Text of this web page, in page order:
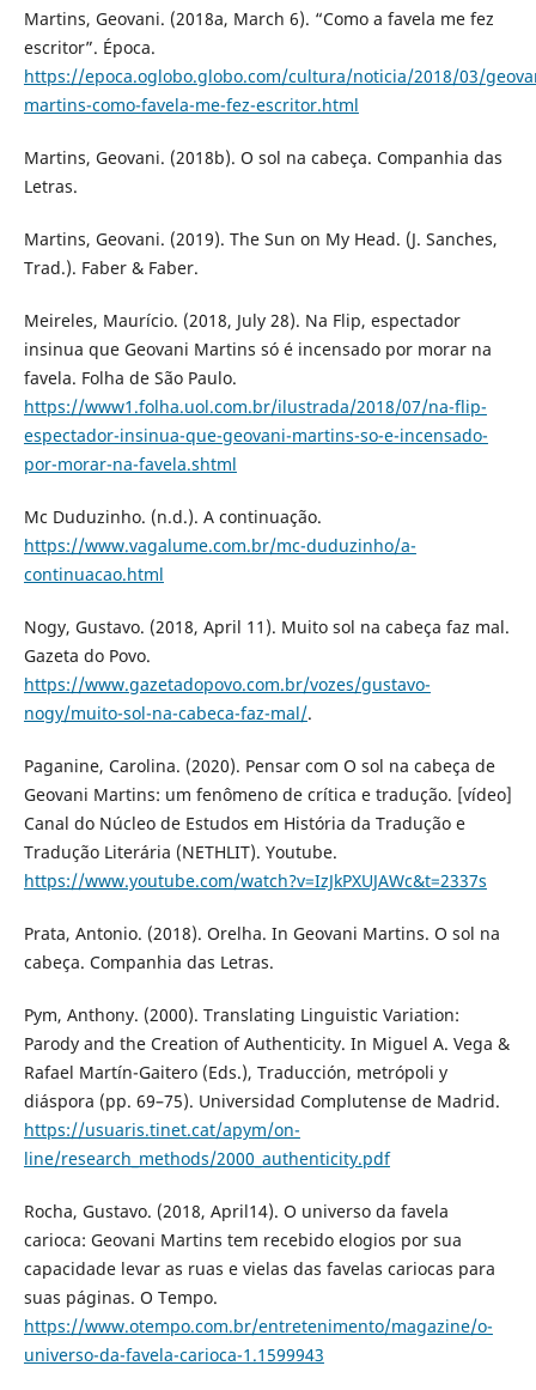
Martins, Geovani. (2018a, March 6). “Como a favela me fez
escritor”. Época.
https://epoca.oglobo.globo.com/cultura/noticia/2018/03/
martins-como-favela-me-fez-escritor.html
Martins, Geovani. (2018b). O sol na cabeça. Companhia das
Letras.
Martins, Geovani. (2019). The Sun on My Head. (J. Sanches,
Trad.). Faber & Faber.
Meireles, Maurício. (2018, July 28). Na Flip, espectador
insinua que Geovani Martins só é incensado por morar na
favela. Folha de São Paulo.
https://www1.folha.uol.com.br/ilustrada/2018/07/na-flip-
espectador-insinua-que-geovani-martins-so-e-incensado-
por-morar-na-favela.shtml
Mc Duduzinho. (n.d.). A continuação.
https://www.vagalume.com.br/mc-duduzinho/a-
continuacao.html
Nogy, Gustavo. (2018, April 11). Muito sol na cabeça faz mal.
Gazeta do Povo.
https://www.gazetadopovo.com.br/vozes/gustavo-
nogy/muito-sol-na-cabeca-faz-mal/.
Paganine, Carolina. (2020). Pensar com O sol na cabeça de
Geovani Martins: um fenômeno de crítica e tradução. [vídeo]
Canal do Núcleo de Estudos em História da Tradução e
Tradução Literária (NETHLIT). Youtube.
https://www.youtube.com/watch?v=IzJkPXUJAWc&t=2337s
Prata, Antonio. (2018). Orelha. In Geovani Martins. O sol na
cabeça. Companhia das Letras.
Pym, Anthony. (2000). Translating Linguistic Variation:
Parody and the Creation of Authenticity. In Miguel A. Vega &
Rafael Martín-Gaitero (Eds.), Traducción, metrópoli y
diáspora (pp. 69–75). Universidad Complutense de Madrid.
https://usuaris.tinet.cat/apym/on-
line/research_methods/2000_authenticity.pdf
Rocha, Gustavo. (2018, April14). O universo da favela
carioca: Geovani Martins tem recebido elogios por sua
capacidade levar as ruas e vielas das favelas cariocas para
suas páginas. O Tempo.
https://www.otempo.com.br/entretenimento/magazine/o-
universo-da-favela-carioca-1.1599943